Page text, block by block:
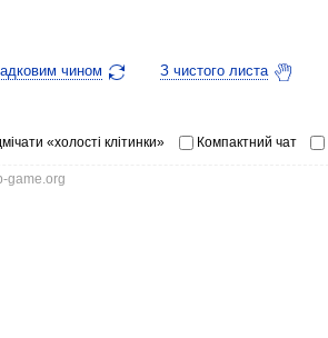
чином З чистого листа
«холості клітинки» Компактний чат
game.org